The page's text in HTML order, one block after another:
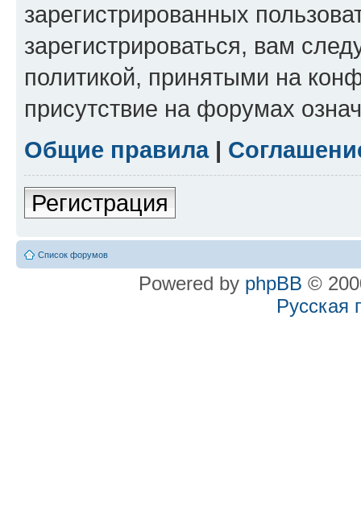
зарегистрированных
зарегистрироваться, вам
политикой, принятыми на
присутствие на форумах
Общие правила|
Регистрация
Список форумов
Powered by phpBB ©
Русская